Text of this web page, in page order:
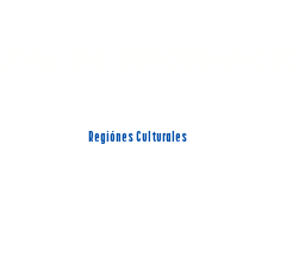
Regiónes Culturales